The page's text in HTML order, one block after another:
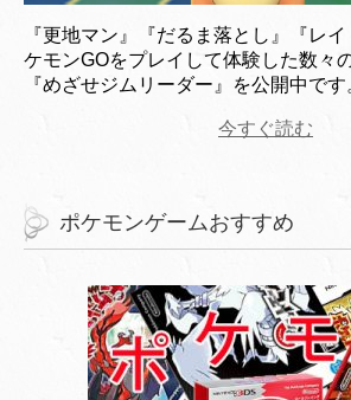
『更地マン』『だるま落とし』『レ
ケモンGOをプレイして体験した数々
『めざせジムリーダー』を公開中です
今すぐ読む
ポケモンゲームおすすめ